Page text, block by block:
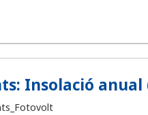
Insolació anual